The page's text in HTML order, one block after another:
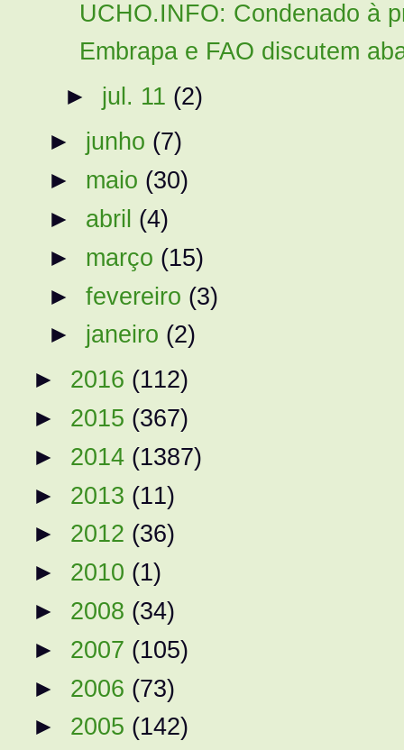
UCHO.INFO: Condenado à
Embrapa e FAO discutem
► jul. 11 (2)
► junho (7)
► maio (30)
► abril (4)
► março (15)
►fevereiro (3)
► janeiro (2)
► 2016 (112)
► 2015 (367)
► 2014 (1387)
► 2013 (11)
► 2012 (36)
► 2010 (1)
► 2008 (34)
► 2007 (105)
► 2006 (73)
► 2005 (142)